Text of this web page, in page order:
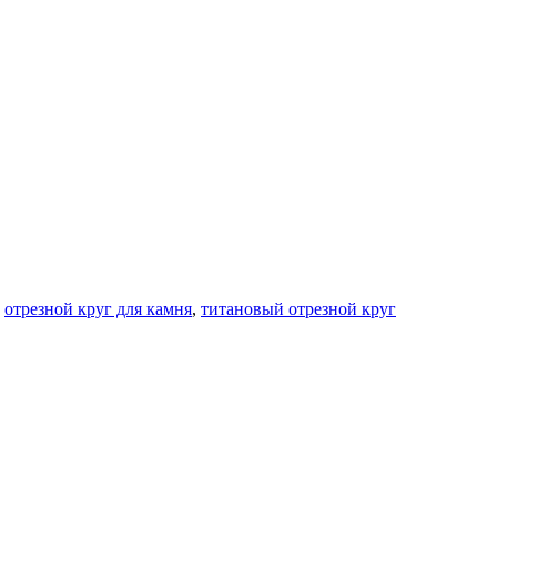
отрезной круг для камня, титановый отрезной круг